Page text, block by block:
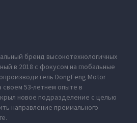
бренд высокотехнологичных
в 2018 с фокусом на глобальные
DongFeng Motor
53-летнем опыте в
новое подразделение с целью
направление премиального